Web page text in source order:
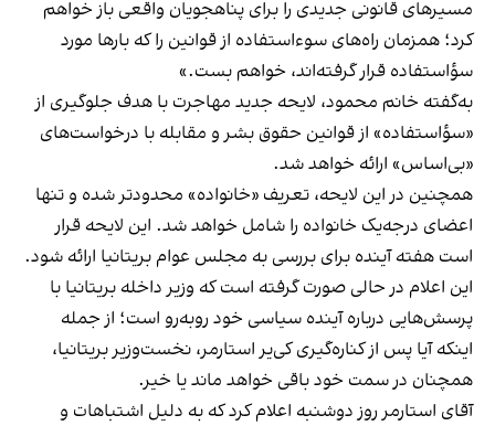
مسیرهای قانونی جدیدی را برای پناهجویان واقعی باز خواهم
کرد؛ همزمان راه‌های سوءاستفاده از قوانین را که بارها مورد
سؤاستفاده قرار گرفته‌اند، خواهم بست.»
به‌گفته خانم محمود، لایحه جدید مهاجرت با هدف جلوگیری از
«سؤاستفاده» از قوانین حقوق‌ بشر و مقابله با درخواست‌های
«بی‌اساس» ارائه خواهد شد.
همچنین در این لایحه، تعریف «خانواده» محدودتر شده و تنها
اعضای درجه‌یک خانواده را شامل خواهد شد. این لایحه قرار
است هفته آینده برای بررسی به مجلس عوام بریتانیا ارائه شود.
این اعلام در حالی صورت گرفته است که وزیر داخله بریتانیا با
پرسش‌هایی درباره آینده سیاسی خود روبه‌رو است؛ از جمله
اینکه آیا پس از کناره‌گیری کی‌یر استارمر، نخست‌وزیر بریتانیا،
همچنان در سمت خود باقی خواهد ماند یا خیر.
آقای استارمر روز دوشنبه اعلام کرد که به دلیل اشتباهات و